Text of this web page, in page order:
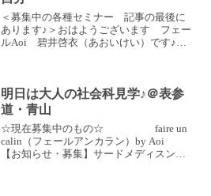
＜募集中の各種セミナー 記事の最後に
あります♪＞おはようございます フェー
ルAoi 碧井啓衣（あおいけい）です♪先
匠カフェ会員に...
明日は大人の社会科見学♪＠表参
道・青山
☆現在募集中のもの☆ faire un
calin（フェールアンカラン）by Aoi
【お知らせ・募集】サードメディスンチ